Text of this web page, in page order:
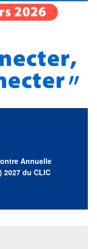
Annuelle
du CLIC